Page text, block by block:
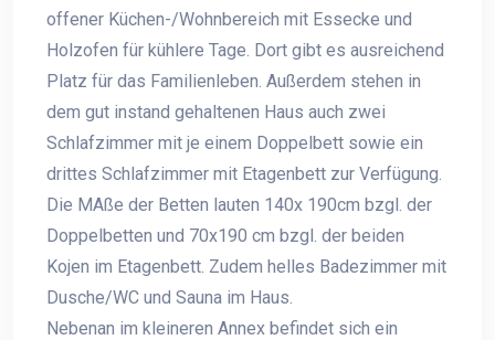
offener Küchen-/Wohnbereich mit Essecke und
Holzofen für kühlere Tage. Dort gibt es ausreichend
Platz für das Familienleben. Außerdem stehen in
dem gut instand gehaltenen Haus auch zwei
Schlafzimmer mit je einem Doppelbett sowie ein
drittes Schlafzimmer mit Etagenbett zur Verfügung.
Die MAße der Betten lauten 140x 190cm bzgl. der
Doppelbetten und 70x190 cm bzgl. der beiden
Kojen im Etagenbett. Zudem helles Badezimmer mit
Dusche/WC und Sauna im Haus.
Nebenan im kleineren Annex befindet sich ein